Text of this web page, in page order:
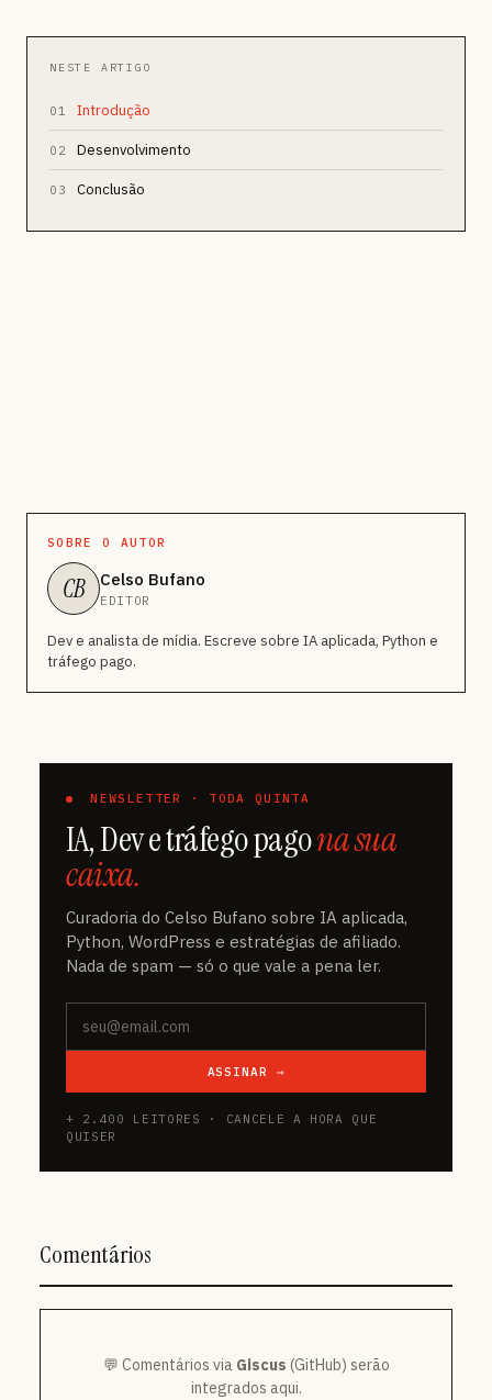
NESTE ARTIGO
01 Introdução
02 Desenvolvimento
03 Conclusão
SOBRE O AUTOR
CB Celso Bufano
EDITOR
Dev e analista de mídia. Escreve sobre IA aplicada, Python e
tráfego pago.
NEWSLETTER · TODA QUINTA
IA, Dev e tráfego pagona sua
caixa.
Curadoria do Celso Bufano sobre IA aplicada,
Python, WordPress e estratégias de afiliado.
Nada de spam — só o que vale a pena ler.
ASSINAR →
+ 2.400 LEITORES · CANCELE A HORA QUE
QUISER
Comentários
💬 Comentários via Giscus (GitHub) serão
integrados aqui.